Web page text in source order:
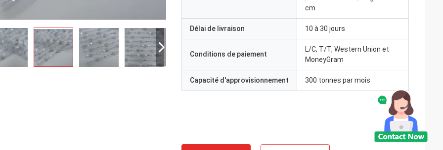
cm
Délai de livraison 10 à 30 jours
Conditions de paiement
L/C, T/T, Western Union et
MoneyGram
Capacité d'approvisionnement 300 tonnes par mois